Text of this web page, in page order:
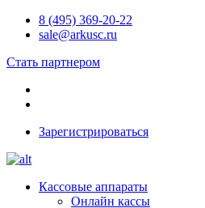
8 (495) 369-20-22
sale@arkusc.ru
Стать партнером
Зарегистрироваться
Кассовые аппараты
Онлайн кассы